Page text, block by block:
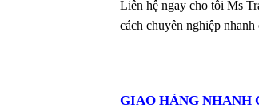
Liên hệ ngay cho tôi Ms
cách chuyên nghiệp nhanh
GIAO HÀNG NHANH